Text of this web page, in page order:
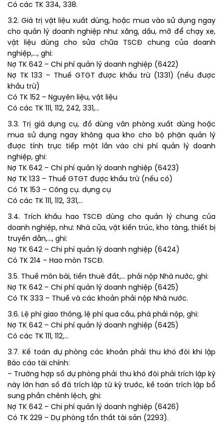
Có các TK 334, 338.
3.2. Giá trị vật liệu xuất dùng, hoặc mua vào sử dụng ngay
cho quản lý doanh nghiệp như: xăng, dầu, mỡ để chạy xe,
vật liệu dùng cho sửa chữa TSCĐ chung của doanh
nghiệp,…, ghi:
Nợ TK 642 – Chi phí quản lý doanh nghiệp (6422)
Nợ TK 133 – Thuế GTGT được khấu trừ (1331) (nếu được
khấu trừ)
Có TK 152 – Nguyên liệu, vật liệu
Có các TK 111, 112, 242, 331,…
3.3. Trị giá dụng cụ, đồ dùng văn phòng xuất dùng hoặc
mua sử dụng ngay không qua kho cho bộ phận quản lý
được tính trực tiếp một lần vào chi phí quản lý doanh
nghiệp, ghi:
Nợ TK 642 – Chi phí quản lý doanh nghiệp (6423)
Nợ TK 133 – Thuế GTGT được khấu trừ (nếu có)
Có TK 153 – Công cụ. dụng cụ
Có các TK 111, 112, 331,…
3.4. Trích khấu hao TSCĐ dùng cho quản lý chung của
doanh nghiệp, như: Nhà cửa, vật kiến trúc, kho tàng, thiết bị
truyền dẫn,…, ghi:
Nợ TK 642 – Chi phí quản lý doanh nghiệp (6424)
Có TK 214 – Hao mòn TSCĐ.
3.5. Thuế môn bài, tiền thuê đất,… phải nộp Nhà nước, ghi:
Nợ TK 642 – Chi phí quản lý doanh nghiệp (6425)
Có TK 333 – Thuế và các khoản phải nộp Nhà nước.
3.6. Lệ phí giao thông, lệ phí qua cầu, phà phải nộp, ghi:
Nợ TK 642 – Chi phí quản lý doanh nghiệp (6425)
Có các TK 111, 112,…
3.7. Kế toán dự phòng các khoản phải thu khó đòi khi lập
Báo cáo tài chính:
– Trường hợp số dự phòng phải thu khó đòi phải trích lập kỳ
này lớn hơn số đã trích lập từ kỳ trước, kế toán trích lập bổ
sung phần chênh lệch, ghi:
Nợ TK 642 – Chi phí quản lý doanh nghiệp (6426)
Có TK 229 – Dự phòng tổn thất tài sản (2293).